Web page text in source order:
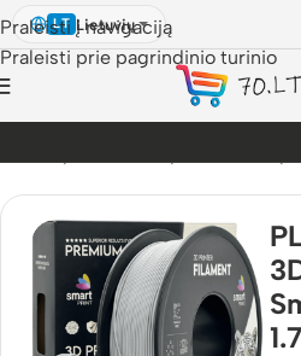
Praleisti į navigaciją
Praleisti prie pagrindinio turinio
LT Lietuvių